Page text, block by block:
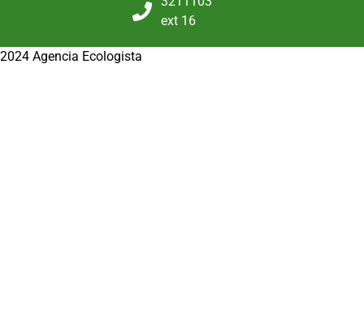
ext 16
2024 Agencia Ecologista